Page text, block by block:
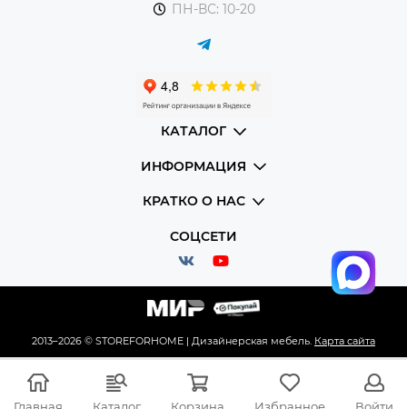
ПН-ВС: 10-20
КАТАЛОГ
ИНФОРМАЦИЯ
КРАТКО О НАС
СОЦСЕТИ
2013–2026 © STOREFORHOME | Дизайнерская мебель. Карта сайта